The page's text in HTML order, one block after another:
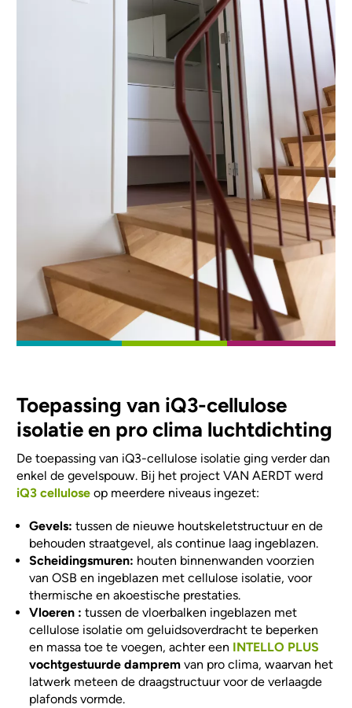
Toepassing van iQ3-cellulose
isolatie en pro clima luchtdichting
De toepassing van iQ3-cellulose isolatie ging verder dan
enkel de gevelspouw. Bij het project VAN AERDT werd
iQ3 cellulose op meerdere niveaus ingezet:
Gevels: tussen de nieuwe houtskeletstructuur en de
behouden straatgevel, als continue laag ingeblazen.
Scheidingsmuren: houten binnenwanden voorzien
van OSB en ingeblazen met cellulose isolatie, voor
thermische en akoestische prestaties.
Vloeren : tussen de vloerbalken ingeblazen met
cellulose isolatie om geluidsoverdracht te beperken
en massa toe te voegen, achter een INTELLO PLUS
vochtgestuurde damprem van pro clima, waarvan het
latwerk meteen de draagstructuur voor de verlaagde
plafonds vormde.